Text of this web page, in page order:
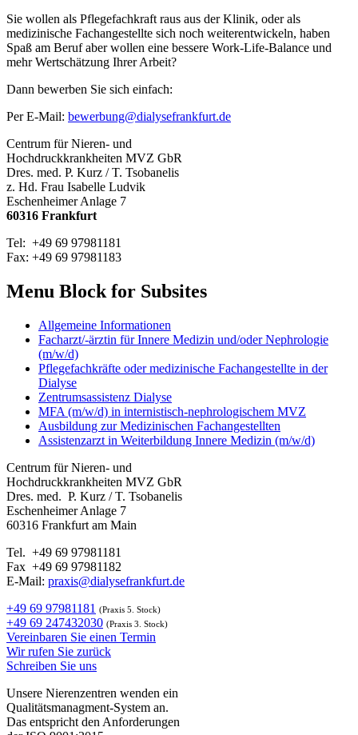
Sie wollen als Pflegefachkraft raus aus der Klinik, oder als
medizinische Fachangestellte sich noch weiterentwickeln, haben
Spaß am Beruf aber wollen eine bessere Work-Life-Balance und
mehr Wertschätzung Ihrer Arbeit?
Dann bewerben Sie sich einfach:
Per E-Mail: bewerbung@dialysefrankfurt.de
Centrum für Nieren- und
Hochdruckkrankheiten MVZ GbR
Dres. med. P. Kurz / T. Tsobanelis
z. Hd. Frau Isabelle Ludvik
Eschenheimer Anlage 7
60316 Frankfurt
Tel: +49 69 97981181
Fax: +49 69 97981183
Menu Block for Subsites
Allgemeine Informationen
Facharzt/-ärztin für Innere Medizin und/oder Nephrologie
(m/w/d)
Pflegefachkräfte oder medizinische Fachangestellte in der
Dialyse
Zentrumsassistenz Dialyse
MFA (m/w/d) in internistisch-nephrologischem MVZ
Ausbildung zur Medizinischen Fachangestellten
Assistenzarzt in Weiterbildung Innere Medizin (m/w/d)
Centrum für Nieren- und
Hochdruckkrankheiten MVZ GbR
Dres. med. P. Kurz / T. Tsobanelis
Eschenheimer Anlage 7
60316 Frankfurt am Main
Tel. +49 69 97981181
Fax +49 69 97981182
E-Mail: praxis@dialysefrankfurt.de
+49 69 97981181 (Praxis 5. Stock)
+49 69 247432030 (Praxis 3. Stock)
Vereinbaren Sie einen Termin
Wir rufen Sie zurück
Schreiben Sie uns
Unsere Nierenzentren wenden ein
Qualitätsmanagment-System an.
Das entspricht den Anforderungen